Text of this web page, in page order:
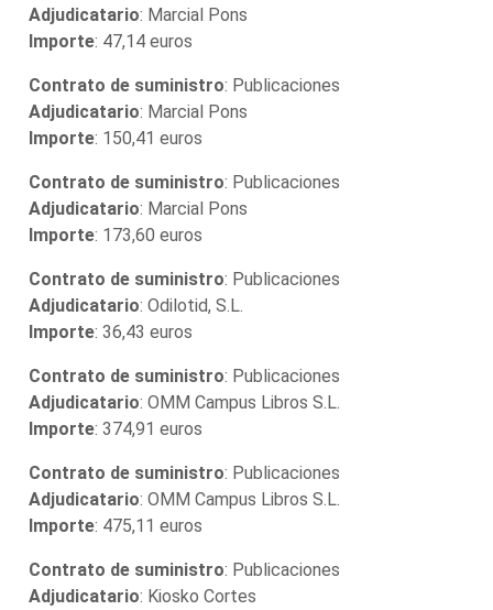
Adjudicatario: Marcial Pons
Importe: 47,14 euros
Contrato de suministro: Publicaciones
Adjudicatario: Marcial Pons
Importe: 150,41 euros
Contrato de suministro: Publicaciones
Adjudicatario: Marcial Pons
Importe: 173,60 euros
Contrato de suministro: Publicaciones
Adjudicatario: Odilotid, S.L.
Importe: 36,43 euros
Contrato de suministro: Publicaciones
Adjudicatario: OMM Campus Libros S.L.
Importe: 374,91 euros
Contrato de suministro: Publicaciones
Adjudicatario: OMM Campus Libros S.L.
Importe: 475,11 euros
Contrato de suministro: Publicaciones
Adjudicatario: Kiosko Cortes